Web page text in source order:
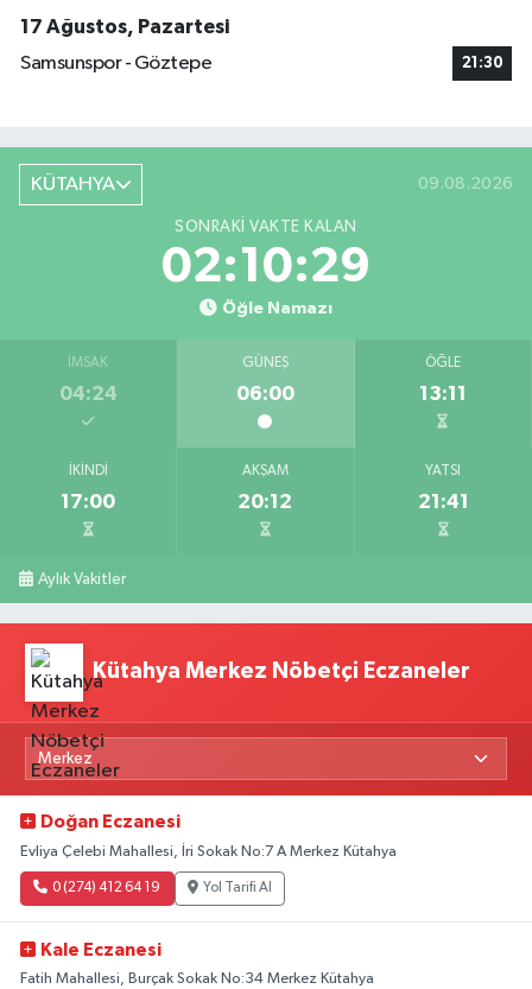
17 Ağustos, Pazartesi
Samsunspor - Göztepe
21:30
KÜTAHYA 09.08.2026
SONRAKI VAKTE KALAN
02:10:29
Öğle Namazı
İMSAK
04:24
GÜNEŞ
06:00
ÖĞLE
13:11
İKINDI
17:00
AKŞAM
20:12
YATSI
21:41
Aylık Vakitler
Kütahya Merkez Nöbetçi Eczaneler
Doğan Eczanesi
Evliya Çelebi Mahallesi, İri Sokak No:7 A Merkez Kütahya
0 (274) 412 64 19 Yol Tarifi Al
Kale Eczanesi
Fatih Mahallesi, Burçak Sokak No:34 Merkez Kütahya